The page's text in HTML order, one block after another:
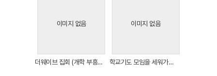
이미지 없음
더웨이브 집회 (개학 부흥회)
이미지 없음
학교기도 모임을 세워가는 친구들...